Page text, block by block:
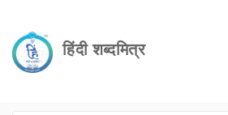
हिंदी शब्दमित्र